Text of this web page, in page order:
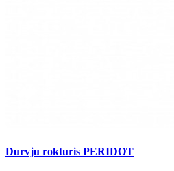
Durvju rokturis PERIDOT